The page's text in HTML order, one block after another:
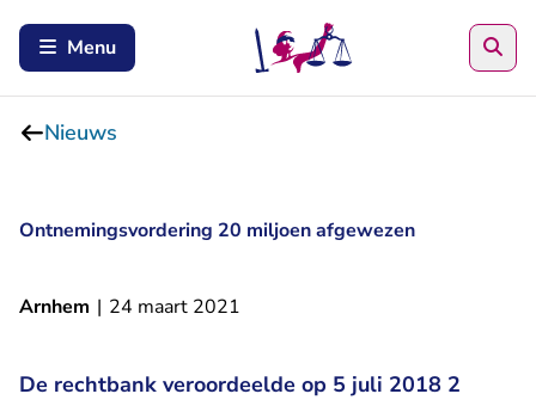
Menu
Nieuws
Ontnemingsvordering 20 miljoen afgewezen
Arnhem | 24 maart 2021
De rechtbank veroordeelde op 5 juli 2018 2